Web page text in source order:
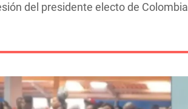
del presidente electo de Colombia